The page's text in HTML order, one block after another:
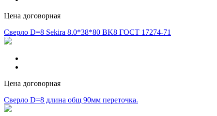
Цена договорная
Сверло D=8 Sekira 8.0*38*80 BK8 ГОСТ 17274-71
Цена договорная
Сверло D=8 длина общ 90мм переточка.